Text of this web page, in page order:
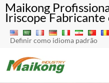
Maikong
Iriscope
Definir como idioma padrão